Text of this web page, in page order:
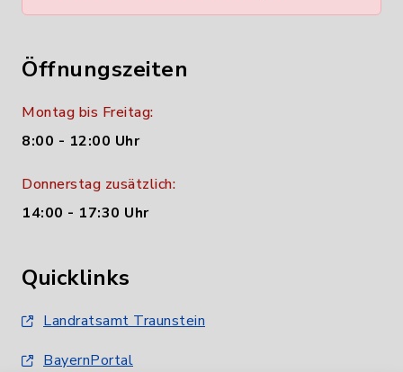
Öffnungszeiten
Montag bis Freitag:
8:00 - 12:00 Uhr
Donnerstag zusätzlich:
14:00 - 17:30 Uhr
Quicklinks
Landratsamt Traunstein
BayernPortal